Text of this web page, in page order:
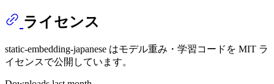
ライセンス
static-embedding-japanese はモデル重み・学習コードを MIT ラ
イセンスで公開しています。